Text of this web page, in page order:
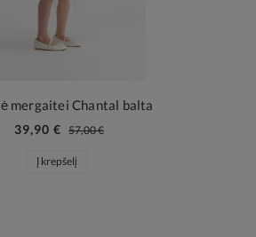
mergaitei Chantal balta
39,90 € 57,00 €
Į krepšelį